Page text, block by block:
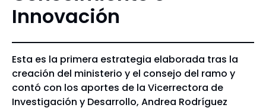
Innovación
Esta es la primera estrategia elaborada tras la
creación del ministerio y el consejo del ramo y
contó con los aportes de la Vicerrectora de
Investigación y Desarrollo, Andrea Rodríguez